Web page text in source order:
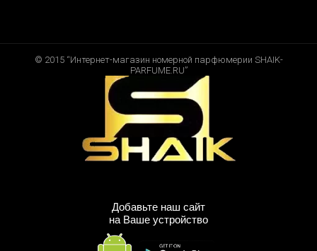
© 2015 “Интернет-магазин номерной парфюмерии SHAIK-
PARFUME.RU”
Добавьте наш сайт
на Ваше устройство